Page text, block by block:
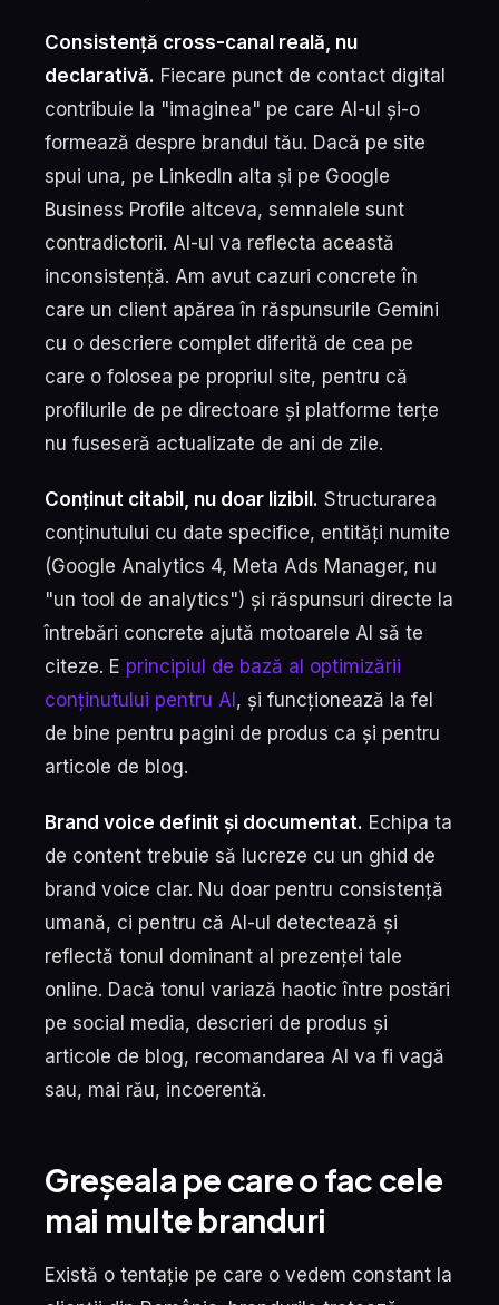
Consistență cross-canal reală, nu
declarativă. Fiecare punct de contact digital
contribuie la "imaginea" pe care AI-ul și-o
formează despre brandul tău. Dacă pe site
spui una, pe LinkedIn alta și pe Google
Business Profile altceva, semnalele sunt
contradictorii. AI-ul va reflecta această
inconsistență. Am avut cazuri concrete în
care un client apărea în răspunsurile Gemini
cu o descriere complet diferită de cea pe
care o folosea pe propriul site, pentru că
profilurile de pe directoare și platforme terțe
nu fuseseră actualizate de ani de zile.
Conținut citabil, nu doar lizibil. Structurarea
conținutului cu date specifice, entități numite
(Google Analytics 4, Meta Ads Manager, nu
"un tool de analytics") și răspunsuri directe la
întrebări concrete ajută motoarele AI să te
citeze. E principiul de bază al optimizării
conținutului pentru AI , și funcționează la fel
de bine pentru pagini de produs ca și pentru
articole de blog.
Brand voice definit și documentat. Echipa ta
de content trebuie să lucreze cu un ghid de
brand voice clar. Nu doar pentru consistență
umană, ci pentru că AI-ul detectează și
reflectă tonul dominant al prezenței tale
online. Dacă tonul variază haotic între postări
pe social media, descrieri de produs și
articole de blog, recomandarea AI va fi vagă
sau, mai rău, incoerentă.
Greșeala pe care o fac cele
mai multe branduri
Există o tentație pe care o vedem constant la